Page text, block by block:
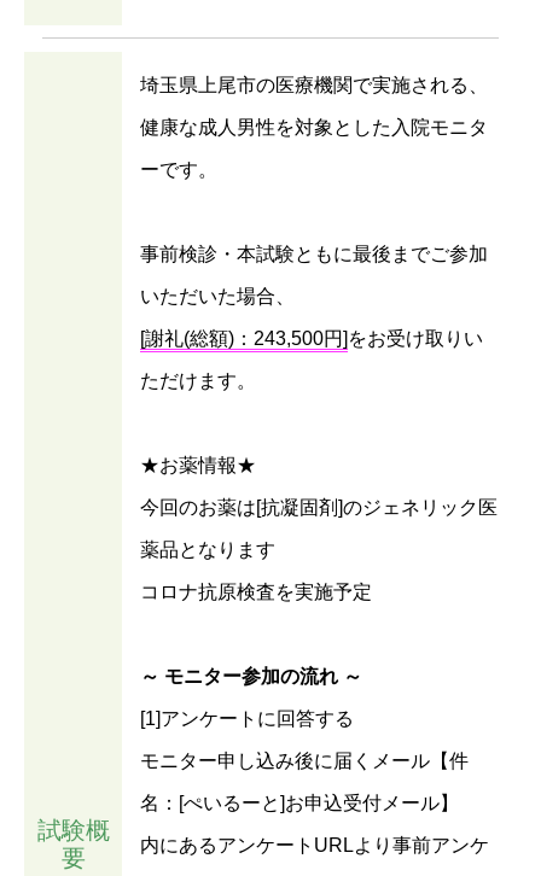
試験概
要
埼玉県上尾市の医療機関で実施される、
健康な成人男性を対象とした入院モニタ
ーです。
事前検診・本試験ともに最後までご参加
いただいた場合、
[謝礼(総額)：243,500円] をお受け取りい
ただけます。
★お薬情報★
今回のお薬は[抗凝固剤]のジェネリック医
薬品となります
コロナ抗原検査を実施予定
～ モニター参加の流れ ～
[1]アンケートに回答する
モニター申し込み後に届くメール【件
名：[ぺいるーと]お申込受付メール】
内にあるアンケートURLより事前アンケ